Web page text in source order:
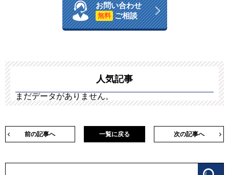
お問い合わせ
無料 ご相談
人気記事
まだデータがありません。
前の記事へ 次の記事へ
一覧に戻る